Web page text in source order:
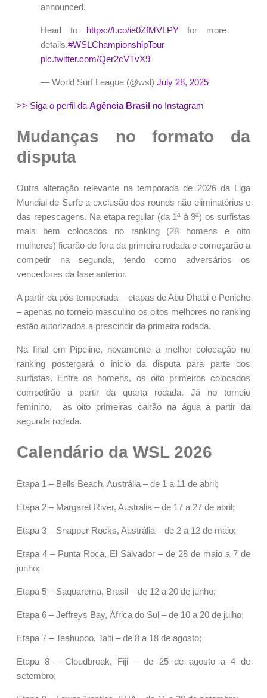
announced.
Head to https://t.co/ie0ZfMVLPYfor more
details.#WSLChampionshipTour
pic.twitter.com/Qer2cVTvX9
— World Surf League (@wsl) July 28, 2025
>> Siga o perfil da Agência Brasil no Instagram
Mudanças no formato da
disputa
Outra alteração relevante na temporada de 2026 da Liga
Mundial de Surfe a exclusão dos rounds não eliminatórios e
das repescagens. Na etapa regular (da 1ª à 9ª) os surfistas
mais bem colocados no ranking (28 homens e oito
mulheres) ficarão de fora da primeira rodada e começarão a
competir na segunda, tendo como adversários os
vencedores da fase anterior.
A partir da pós-temporada – etapas de Abu Dhabi e Peniche
– apenas no torneio masculino os oitos melhores no ranking
estão autorizados a prescindir da primeira rodada.
Na final em Pipeline, novamente a melhor colocação no
ranking postergará o inicio da disputa para parte dos
surfistas. Entre os homens, os oito primeiros colocados
competirão a partir da quarta rodada. Já no torneio
feminino, as oito primeiras cairão na água a partir da
segunda rodada.
Calendário da WSL 2026
Etapa 1 – Bells Beach, Austrália – de 1 a 11 de abril;
Etapa 2 – Margaret River, Austrália – de 17 a 27 de abril;
Etapa 3 – Snapper Rocks, Austrália – de 2 a 12 de maio;
Etapa 4 – Punta Roca, El Salvador – de 28 de maio a 7 de
junho;
Etapa 5 – Saquarema, Brasil – de 12 a 20 de junho;
Etapa 6 – Jeffreys Bay, África do Sul – de 10 a 20 de julho;
Etapa 7 – Teahupoo, Taiti – de 8 a 18 de agosto;
Etapa 8 – Cloudbreak, Fiji – de 25 de agosto a 4 de
setembro;